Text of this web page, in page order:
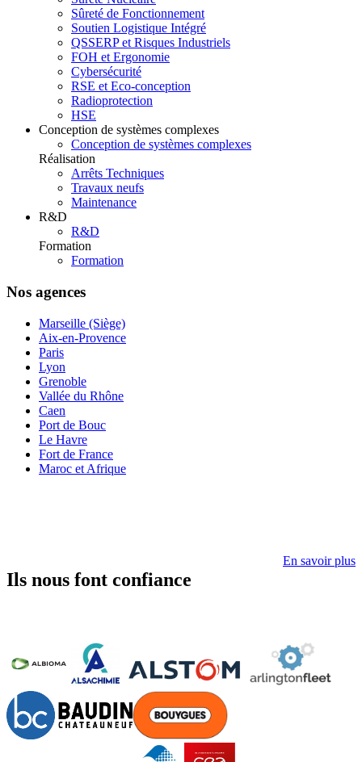
Sûreté de Fonctionnement
Soutien Logistique Intégré
QSSERP et Risques Industriels
FOH et Ergonomie
Cybersécurité
RSE et Eco-conception
Radioprotection
HSE
Conception de systèmes complexes
Conception de systèmes complexes
Réalisation
Arrêts Techniques
Travaux neufs
Maintenance
R&D
R&D
Formation
Formation
Nos agences
Marseille (Siège)
Aix-en-Provence
Paris
Lyon
Grenoble
Vallée du Rhône
Caen
Port de Bouc
Le Havre
Fort de France
Maroc et Afrique
Ils nous font confiance
En savoir plus